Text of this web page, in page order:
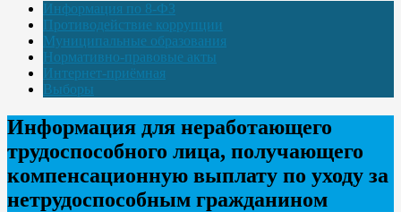
Информация по 8-ФЗ
Противодействие коррупции
Муниципальные образования
Нормативно-правовые акты
Интернет-приёмная
Выборы
Информация для неработающего
трудоспособного лица, получающего
компенсационную выплату по уходу за
нетрудоспособным гражданином